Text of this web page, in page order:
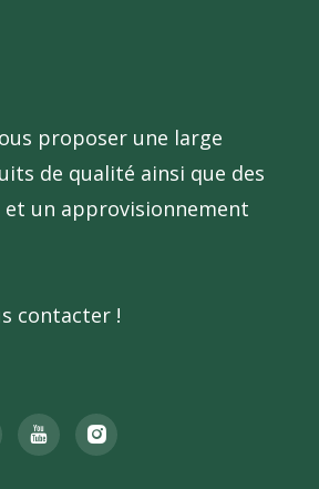
Saacharine de sodium Acésulfame de potassium
proposer une large
de qualité ainsi que des
un approvisionnement
contacter !